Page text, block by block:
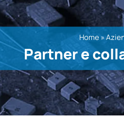
Home»
Partner e